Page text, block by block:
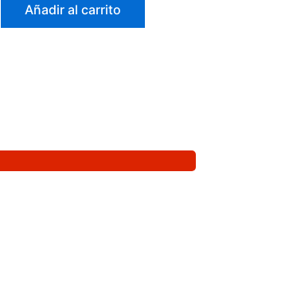
Añadir al carrito